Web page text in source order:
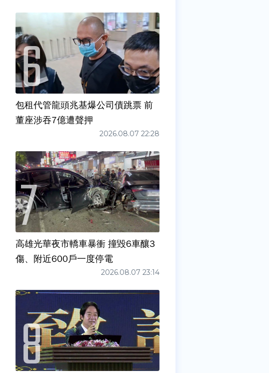
包租代管龍頭兆基爆公司債跳票 前
董座涉吞7億遭聲押
2026.08.07 22:28
高雄光華夜市轎車暴衝 撞毀6車釀3
傷、附近600戶一度停電
2026.08.07 23:14